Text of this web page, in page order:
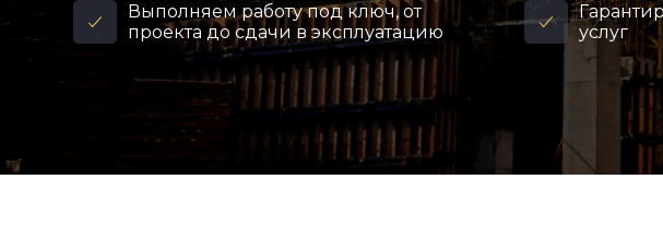
Выполняем работу под ключ, от
проекта до сдачи в эксплуатацию
услуг